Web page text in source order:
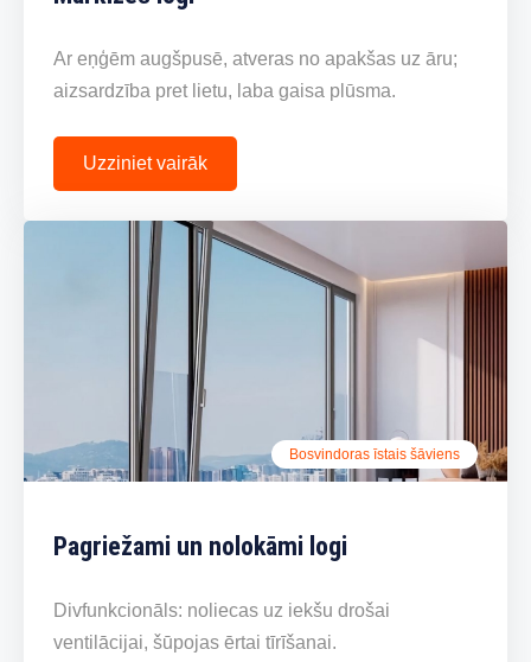
Ar eņģēm augšpusē, atveras no apakšas uz āru;
aizsardzība pret lietu, laba gaisa plūsma.
Uzziniet vairāk
Bosvindoras īstais šāviens
Pagriežami un nolokāmi logi
Divfunkcionāls: noliecas uz iekšu drošai
ventilācijai, šūpojas ērtai tīrīšanai.